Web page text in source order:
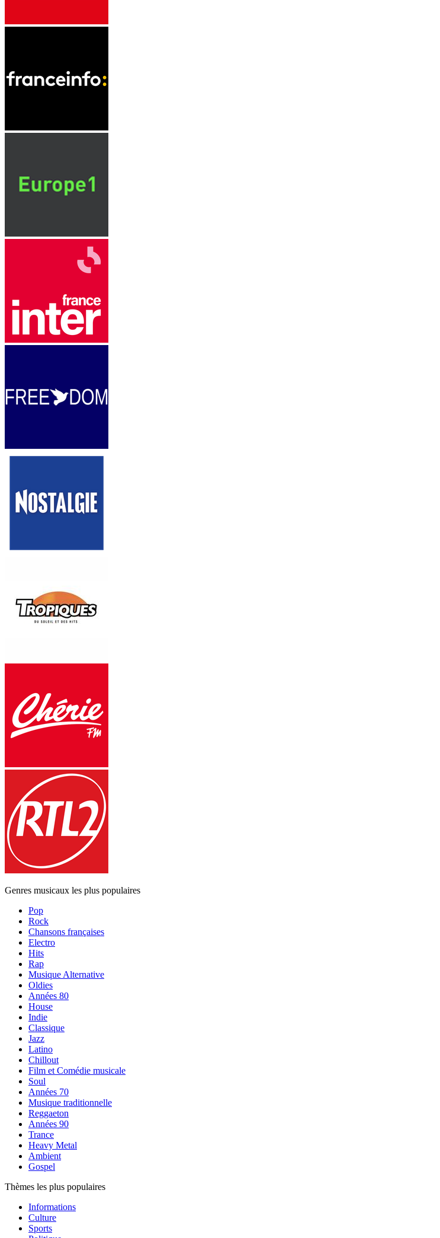
Genres musicaux les plus populaires
Pop
Rock
Chansons françaises
Electro
Hits
Rap
Musique Alternative
Oldies
Années 80
House
Indie
Classique
Jazz
Latino
Chillout
Film et Comédie musicale
Soul
Années 70
Musique traditionnelle
Reggaeton
Années 90
Trance
Heavy Metal
Ambient
Gospel
Thèmes les plus populaires
Informations
Culture
Sports